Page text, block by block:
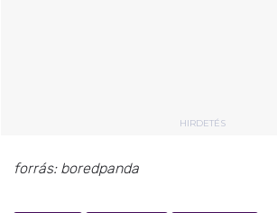
HIRDETÉS
forrás: boredpanda